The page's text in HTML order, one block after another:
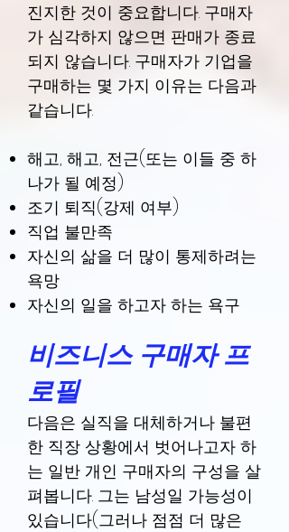
진지한 것이 중요합니다. 구매자
가 심각하지 않으면 판매가 종료
되지 않습니다. 구매자가 기업을
구매하는 몇 가지 이유는 다음과
같습니다.
해고, 해고, 전근(또는 이들 중 하
나가 될 예정)
조기 퇴직(강제 여부)
직업 불만족
자신의 삶을 더 많이 통제하려는
욕망
자신의 일을 하고자 하는 욕구
비즈니스 구매자 프
로필
다음은 실직을 대체하거나 불편
한 직장 상황에서 벗어나고자 하
는 일반 개인 구매자의 구성을 살
펴봅니다. 그는 남성일 가능성이
있습니다(그러나 점점 더 많은